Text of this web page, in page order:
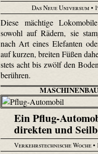
Das Neue Universum•
Diese mächtige
sowohl auf Rädern, sie
nach Art eines Elefanten
auf kurzen, breiten Füßen
stets acht bis zwölf den
berühren.
MASCHINENBAU
Ein Pflug-
direkten und
Verkehrstechnische Woche•